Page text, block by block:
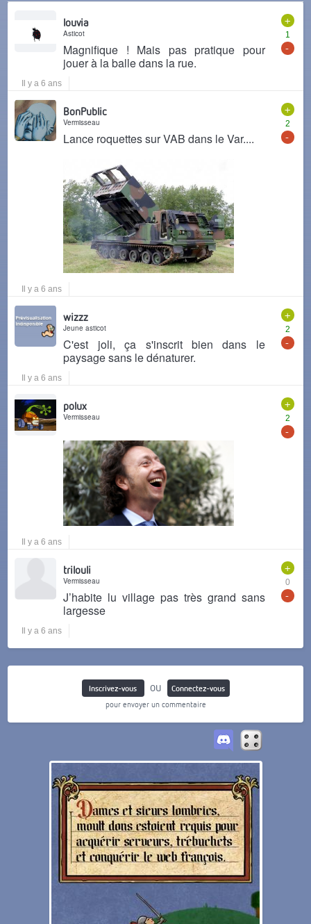
+
1
-
louvia
Asticot
Magnifique ! Mais pas pratique pour
jouer à la balle dans la rue.
Il y a 6 ans
+
2
-
BonPublic
Vermisseau
Lance roquettes sur VAB dans le Var....
Il y a 6 ans
+
2
-
wizzz
Jeune asticot
C'est joli, ça s'inscrit bien dans le
paysage sans le dénaturer.
Il y a 6 ans
+
2
-
polux
Vermisseau
Il y a 6 ans
+
0
-
trilouli
Vermisseau
J’habite lu village pas très grand sans
largesse
Il y a 6 ans
Inscrivez-vous ou
Connectez-vous
pour envoyer un commentaire